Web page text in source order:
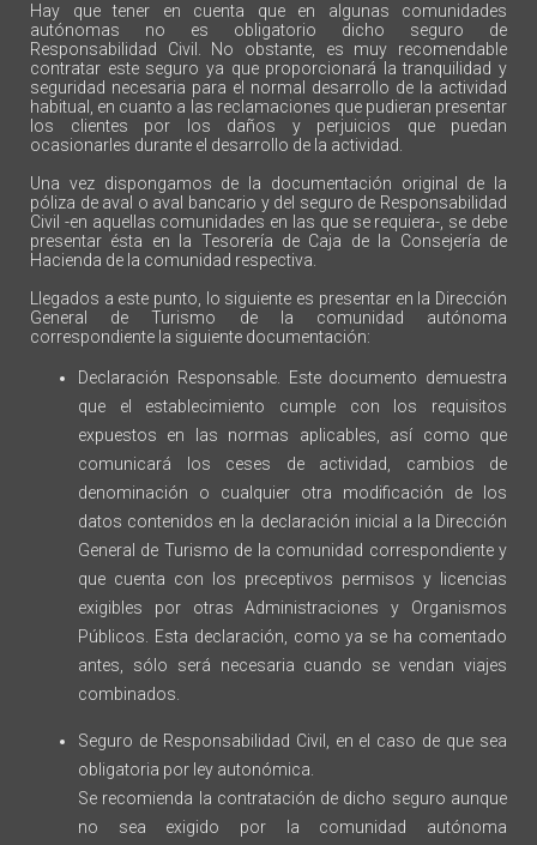
Hay que tener en cuenta que en algunas comunidades
autónomas no es obligatorio dicho seguro de
Responsabilidad Civil. No obstante, es muy recomendable
contratar este seguro ya que proporcionará la tranquilidad y
seguridad necesaria para el normal desarrollo de la actividad
habitual, en cuanto a las reclamaciones que pudieran presentar
los clientes por los daños y perjuicios que puedan
ocasionarles durante el desarrollo de la actividad.
Una vez dispongamos de la documentación original de la
póliza de aval o aval bancario y del seguro de Responsabilidad
Civil -en aquellas comunidades en las que se requiera-, se debe
presentar ésta en la Tesorería de Caja de la Consejería de
Hacienda de la comunidad respectiva.
Llegados a este punto, lo siguiente es presentar en la Dirección
General de Turismo de la comunidad autónoma
correspondiente la siguiente documentación:
Declaración Responsable. Este documento demuestra
que el establecimiento cumple con los requisitos
expuestos en las normas aplicables, así como que
comunicará los ceses de actividad, cambios de
denominación o cualquier otra modificación de los
datos contenidos en la declaración inicial a la Dirección
General de Turismo de la comunidad correspondiente y
que cuenta con los preceptivos permisos y licencias
exigibles por otras Administraciones y Organismos
Públicos. Esta declaración, como ya se ha comentado
antes, sólo será necesaria cuando se vendan viajes
combinados.
Seguro de Responsabilidad Civil, en el caso de que sea
obligatoria por ley autonómica.
Se recomienda la contratación de dicho seguro aunque
no sea exigido por la comunidad autónoma